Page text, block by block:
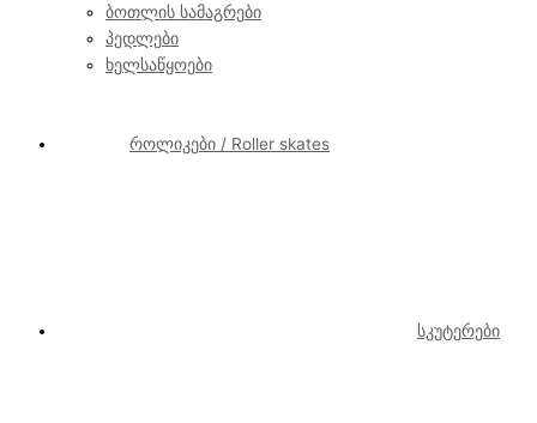
ბოთლის სამაგრები
პედლები
ხელსაწყოები
როლიკები / Roller skates
სკუტერები